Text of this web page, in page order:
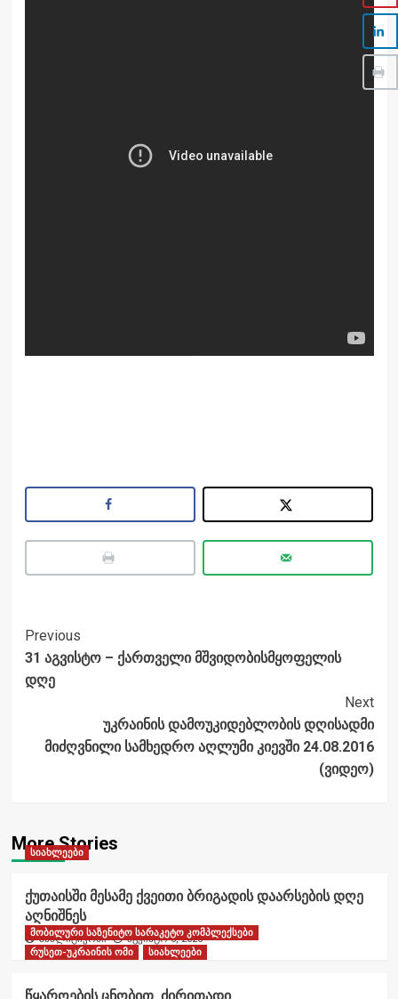
Post
Navigation
Previous
31 აგვისტო – ქართველი მშვიდობისმყოფელის
დღე
Next
უკრაინის დამოუკიდებლობის დღისადმი
მიძღვნილი სამხედრო აღლუმი კიევში 24.08.2016
(ვიდეო)
More Stories
სიახლეები
ქუთაისში მესამე ქვეითი ბრიგადის დაარსების დღე
აღნიშნეს
ანალიტიკოსი აგვისტო 6, 2026
მობილური საზენიტო სარაკეტო კომპლექსები
რუსეთ-უკრაინის ომი
სიახლეები